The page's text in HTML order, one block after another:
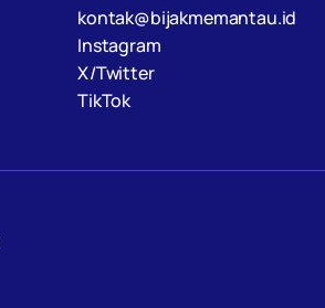
kontak@bijakmemantau.id
Instagram
X/Twitter
TikTok